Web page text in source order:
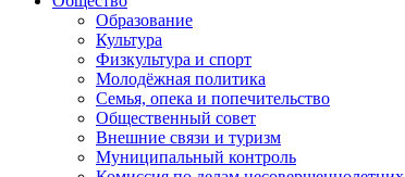
Образование
Культура
Физкультура и спорт
Молодёжная политика
Семья, опека и попечительство
Общественный совет
Внешние связи и туризм
Муниципальный контроль